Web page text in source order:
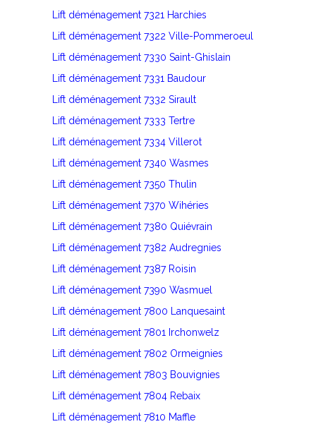
Lift déménagement 7321 Harchies
Lift déménagement 7322 Ville-Pommeroeul
Lift déménagement 7330 Saint-Ghislain
Lift déménagement 7331 Baudour
Lift déménagement 7332 Sirault
Lift déménagement 7333 Tertre
Lift déménagement 7334 Villerot
Lift déménagement 7340 Wasmes
Lift déménagement 7350 Thulin
Lift déménagement 7370 Wihéries
Lift déménagement 7380 Quiévrain
Lift déménagement 7382 Audregnies
Lift déménagement 7387 Roisin
Lift déménagement 7390 Wasmuel
Lift déménagement 7800 Lanquesaint
Lift déménagement 7801 Irchonwelz
Lift déménagement 7802 Ormeignies
Lift déménagement 7803 Bouvignies
Lift déménagement 7804 Rebaix
Lift déménagement 7810 Maffle